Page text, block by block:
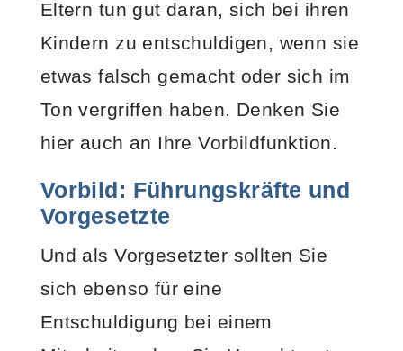
Eltern tun gut daran, sich bei ihren
Kindern zu entschuldigen, wenn sie
etwas falsch gemacht oder sich im
Ton vergriffen haben. Denken Sie
hier auch an Ihre Vorbildfunktion.
Vorbild: Führungskräfte und
Vorgesetzte
Und als Vorgesetzter sollten Sie
sich ebenso für eine
Entschuldigung bei einem